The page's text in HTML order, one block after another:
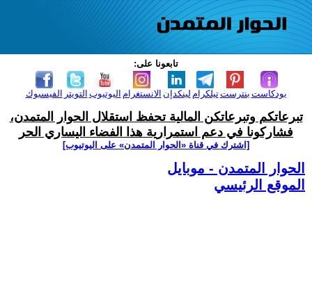
تابعونا على:
الفيسبوك التويتر اليوتيوب الانستغرام لينكدإن تيلكرامبنترست بودكاست
تبرعاتكم وتبرعاتكن المالية تحفظ استقلال الحوار المتمدن،
فشاركونا في دعم استمرارية هذا الفضاء اليساري الحر
[اشترك في قناة ‫«الحوار المتمدن» على اليوتيوب]
الحوار المتمدن - موبايل
الموقع الرئيسي